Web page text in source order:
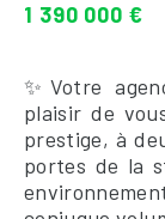
1 390 000 €
✨Votre
plaisir de
prestige, à
portes de la